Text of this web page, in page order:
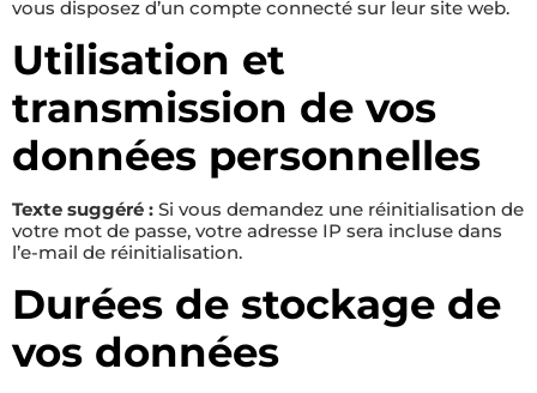
vous disposez d’un compte connecté sur leur site web.
Utilisation et
transmission de vos
données personnelles
Texte suggéré : Si vous demandez une réinitialisation de
votre mot de passe, votre adresse IP sera incluse dans
l’e-mail de réinitialisation.
Durées de stockage de
vos données